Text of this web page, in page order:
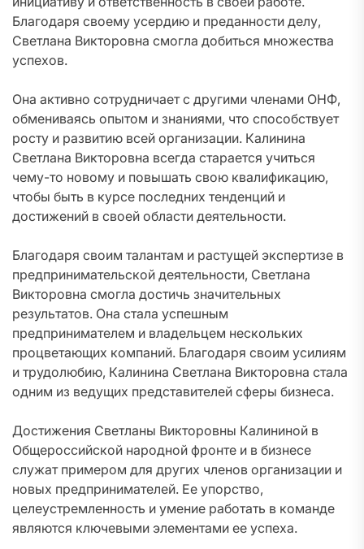
Благодаря своему усердию и преданности делу,
Светлана Викторовна смогла добиться множества
успехов.
Она активно сотрудничает с другими членами ОНФ,
обмениваясь опытом и знаниями, что способствует
росту и развитию всей организации. Калинина
Светлана Викторовна всегда старается учиться
чему-то новому и повышать свою квалификацию,
чтобы быть в курсе последних тенденций и
достижений в своей области деятельности.
Благодаря своим талантам и растущей экспертизе в
предпринимательской деятельности, Светлана
Викторовна смогла достичь значительных
результатов. Она стала успешным
предпринимателем и владельцем нескольких
процветающих компаний. Благодаря своим усилиям
и трудолюбию, Калинина Светлана Викторовна стала
одним из ведущих представителей сферы бизнеса.
Достижения Светланы Викторовны Калининой в
Общероссийской народной фронте и в бизнесе
служат примером для других членов организации и
новых предпринимателей. Ее упорство,
целеустремленность и умение работать в команде
являются ключевыми элементами ее успеха.